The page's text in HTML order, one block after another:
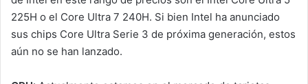
225H o el Core Ultra 7 240H. Si bien Intel ha anunciado
sus chips Core Ultra Serie 3 de próxima generación, estos
aún no se han lanzado.